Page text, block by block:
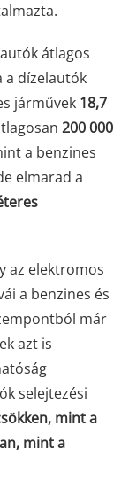
átlagos
a dízelautók
járművek 18,7
200 000
a benzines
elmarad a
az elektromos
a benzines és
már
azt is
selejtezési
mint a
mint a